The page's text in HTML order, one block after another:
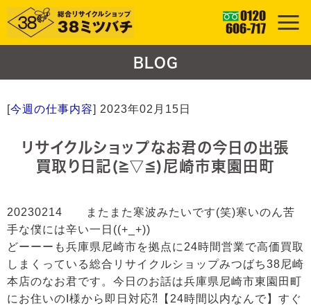
BLOG
[今週の仕事内容] 2023年02月15日
リサイクルショップなお君の今日の出張
買取り日記(≧▽≦)尼崎市東園田町
20230214 またまた寒波みたいです(笑)寒いのん苦
手な僕には辛い一日((+_+))
どーーーも兵庫県尼崎市を拠点に24時間営業で高価買取
しまくっている総合リサイクルショップみつばち38尼崎
本店のなお君です。今日のお話は兵庫県尼崎市東園田町
にお住いのI様から即日対応⁈【24時間以内なんで】すぐ